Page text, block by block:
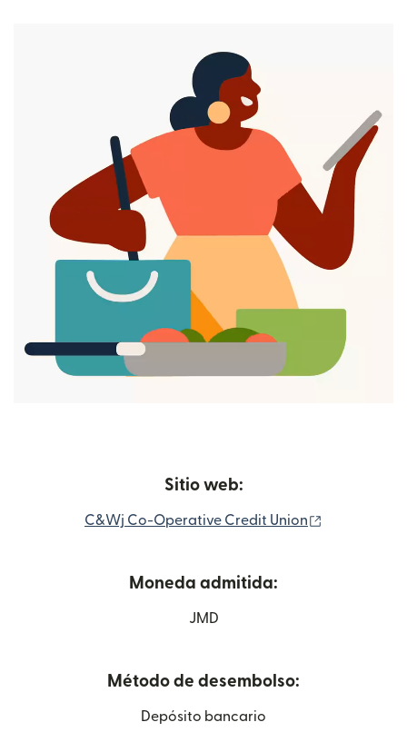
Sitio web:
C&Wj Co-Operative Credit Union
Moneda admitida:
JMD
Método de desembolso:
Depósito bancario